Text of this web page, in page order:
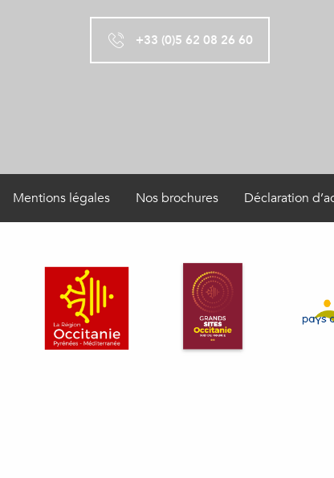
+33 (0)5 62 08 26 60
Mentions légales Nos brochures Déclaration